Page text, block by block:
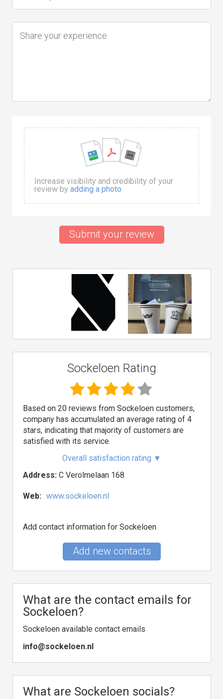
Increase visibility and credibility of your
review by adding a photo
Submit your review
Sockeloen Rating
Based on 20 reviews from Sockeloen customers,
company has accumulated an average rating of 4
stars, indicating that majority of customers are
satisfied with its service.
Overall satisfaction rating ▼
Address: C Verolmelaan 168
Web: www.sockeloen.nl
Add contact information for Sockeloen
Add new contacts
What are the contact emails for
Sockeloen?
Sockeloen available contact emails
info@sockeloen.nl
What are Sockeloen socials?